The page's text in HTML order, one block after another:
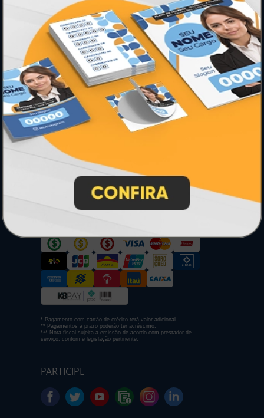
PRODUTOS
Adesivos
Pastas
Ímãs
Cartão de Visita
Folder, Flyer e Panfleto
Banners e Lonas
Calendários 2027
* Pagamento com cartão de crédito terá valor adicional.
** Pagamentos a prazo poderão ter acréscimo.
*** Nota fiscal sujeita a emissão de acordo com prestador de
serviço, conforme legislação pertinente.
PARTICIPE